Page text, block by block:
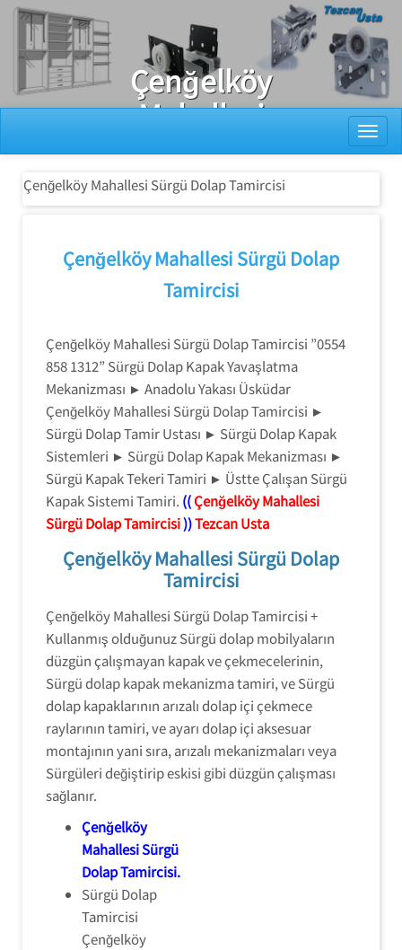
Ray Dolap Tamiri
Çenğelköy
Mahallesi
Sürgü Dolap
Tamircisi
Çenğelköy Mahallesi Sürgü Dolap Tamircisi
Çenğelköy Mahallesi Sürgü Dolap
Tamircisi
Çenğelköy Mahallesi Sürgü Dolap Tamircisi ”0554
858 1312” Sürgü Dolap Kapak Yavaşlatma
Mekanizması ► Anadolu Yakası Üsküdar
Çenğelköy Mahallesi Sürgü Dolap Tamircisi ►
Sürgü Dolap Tamir Ustası ► Sürgü Dolap Kapak
Sistemleri ► Sürgü Dolap Kapak Mekanizması ►
Sürgü Kapak Tekeri Tamiri ► Üstte Çalışan Sürgü
Kapak Sistemi Tamiri. ((Çenğelköy Mahallesi
Sürgü Dolap Tamircisi))Tezcan Usta
Çenğelköy Mahallesi Sürgü Dolap
Tamircisi
Çenğelköy Mahallesi Sürgü Dolap Tamircisi +
Kullanmış olduğunuz Sürgü dolap mobilyaların
düzgün çalışmayan kapak ve çekmecelerinin,
Sürgü dolap kapak mekanizma tamiri, ve Sürgü
dolap kapaklarının arızalı dolap içi çekmece
raylarının tamiri, ve ayarı dolap içi aksesuar
montajının yani sıra, arızalı mekanizmaları veya
Sürgüleri değiştirip eskisi gibi düzgün çalışması
sağlanır.
Çenğelköy
Mahallesi Sürgü
Dolap Tamircisi.
Sürgü Dolap
Tamircisi
Çenğelköy